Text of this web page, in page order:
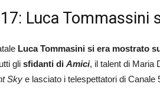
Luca Tommassini
Luca Tommasini si era mostrato
gli sfidanti di Amici, il talent di Maria
Sky e lasciato i telespettatori di Canale